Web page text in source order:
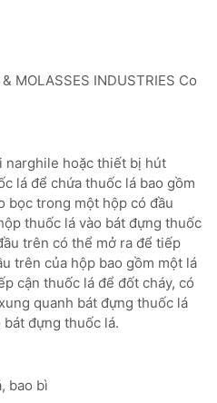
MOLASSES INDUSTRIES Co
narghile hoặc thiết bị hút
lá để chứa thuốc lá bao gồm
bọc trong một hộp có đầu
thuốc lá vào bát đựng thuốc
trên có thể mở ra để tiếp
trên của hộp bao gồm một lá
cận thuốc lá để đốt cháy, có
quanh bát đựng thuốc lá
đựng thuốc lá.
bao bì